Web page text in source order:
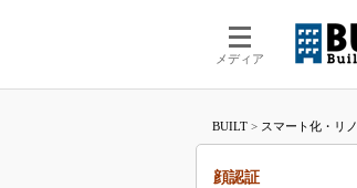
メディア
BUILT > スマート化・リ
顔認証